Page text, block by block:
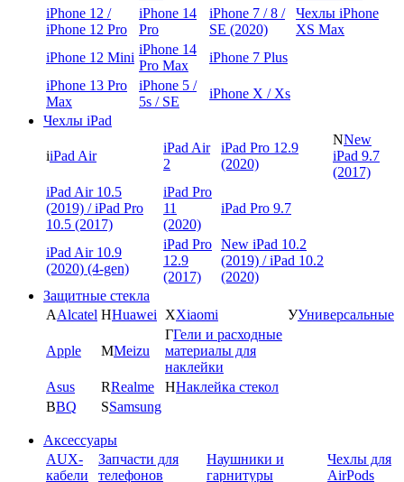
iPhone 12 /
iPhone 12 Pro
iPhone 14
Pro
iPhone 7 / 8 /
SE (2020)
Чехлы iPhone
XS Max
iPhone 12 Mini
iPhone 14
Pro Max
iPhone 7 Plus
iPhone 13 Pro
Max
iPhone 5 /
5s / SE
iPhone X / Xs
Чехлы iPad
iiPad Air
iPad Air
2
iPad Pro 12.9
(2020)
NNew
iPad 9.7
(2017)
iPad Air 10.5
(2019) / iPad Pro
10.5 (2017)
iPad Pro
11
(2020)
iPad Pro 9.7
iPad Air 10.9
(2020) (4-gen)
iPad Pro
12.9
(2017)
New iPad 10.2
(2019) / iPad 10.2
(2020)
Защитные стекла
AAlcatel HHuawei XXiaomi УУниверсальные
Apple MMeizu
ГГели и расходные
материалы для
наклейки
Asus
RRealme ННаклейка стекол
BBQ SSamsung
Аксессуары
AUX-
кабели
Запчасти для
телефонов
Наушники и
гарнитуры
Чехлы для
AirPods